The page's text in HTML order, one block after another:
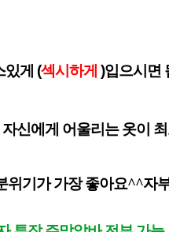
있게 (섹시하게 )입으시면
신에게 어울리는 옷이
위기가 가장 좋아요^^자